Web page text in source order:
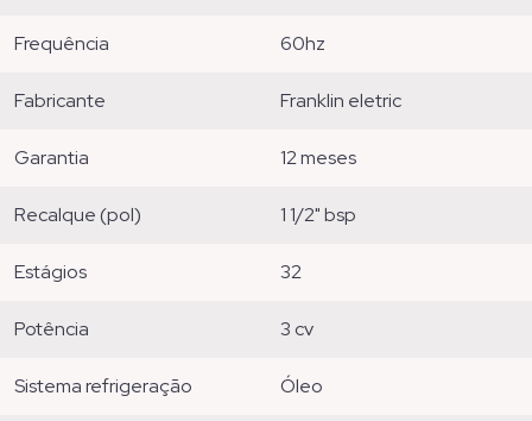
frequência 60hz
fabricante franklin eletric
garantia 12 meses
recalque (pol) 1 1/2" bsp
estágios 32
potência 3 cv
sistema refrigeração óleo